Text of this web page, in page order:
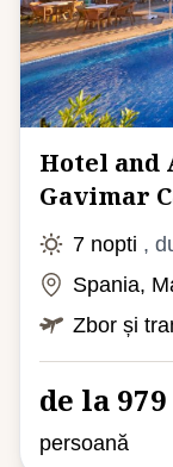
Hotel and
Gavimar
7 nopti ,
Spania,
Zbor și
de la
persoană